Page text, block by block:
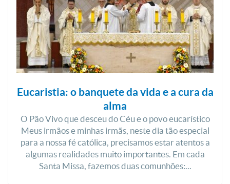
Eucaristia: o banquete da vida e a cura da
alma
O Pão Vivo que desceu do Céu e o povo eucarístico
Meus irmãos e minhas irmãs, neste dia tão especial
para a nossa fé católica, precisamos estar atentos a
algumas realidades muito importantes. Em cada
Santa Missa, fazemos duas comunhões:...